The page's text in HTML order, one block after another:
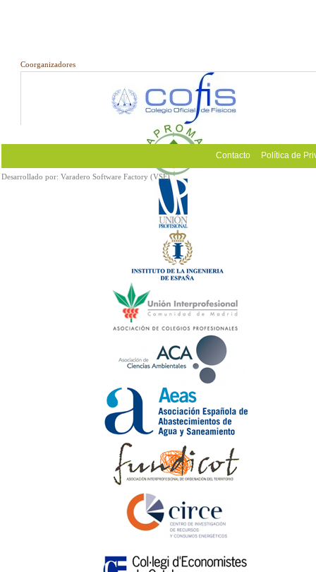
Coorganizadores
Contacto Política de
Desarrollado por: Varadero Software Factory (VSF)